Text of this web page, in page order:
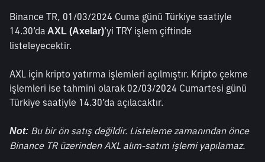
Binance TR, 01/03/2024 Cuma günü Türkiye saatiyle
14.30’da AXL (Axelar)’yi TRY işlem çiftinde
listeleyecektir.
AXL için kripto yatırma işlemleri açılmıştır. Kripto çekme
işlemleri ise tahmini olarak 02/03/2024 Cumartesi günü
Türkiye saatiyle 14.30’da açılacaktır.
Not: Bu bir ön satış değildir. Listeleme zamanından önce
Binance TR üzerinden AXL alım-satım işlemi yapılamaz.